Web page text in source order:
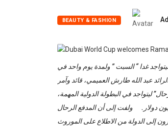
BEAUTY & FASHION
غدا “ السبت ” ولمدة يوم واحد في
كأس دبي العالمي للخيول بنسخته الـ 27 . وأوضح الرائد عبد الله طارش العميمي، قائد وآمر
ليتواجد في البطولة الدولية المهمة،
فيها 126 خيلاً من 12 دولة، تتنافس على الجوائز المالية البالغة 30.5 مليون دولار. ولفت إلى أن المدفع الرحال
إلى الدولة من الاطلاع على الموروث